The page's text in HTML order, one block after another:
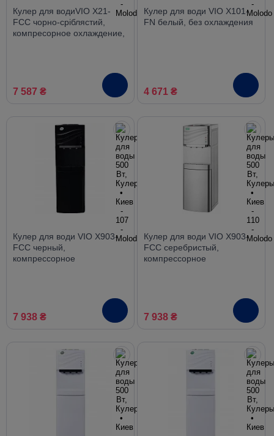
Кулер для водиVIO Х21-
FCC чорно-сріблястий,
компресорное охлаждение,
7 587 ₴
Кулер для води VIO X101-
FN белый, без охлаждения
4 671 ₴
Кулер для води VIO X903-
FCC черный,
компрессорное
7 938 ₴
Кулер для води VIO X903-
FCC серебристый,
компрессорное
7 938 ₴